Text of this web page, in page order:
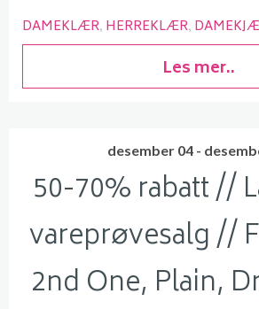
DAMEKLÆR HERREKLÆR
Les mer..
desember 04 -
50-70% rabatt //
vareprøvesalg //
2nd One, Plain,